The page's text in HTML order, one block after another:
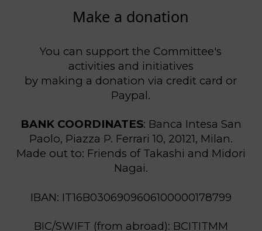
Make a donation
You can support the Committee's
activities and initiatives
by making a donation via credit card or
Paypal.
BANK COORDINATES: Banca Intesa San
Paolo, Piazza P. Ferrari 10, 20121, Milan.
Made out to: Friends of Takashi and Midori
Nagai.
IBAN: IT16B0306909606100000178799
BIC/SWIFT (from abroad): BCITITMM